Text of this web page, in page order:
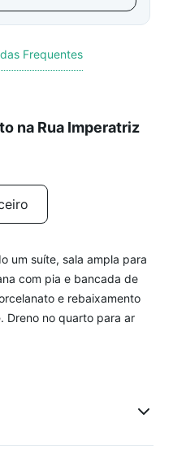
Frequentes
na Rua Imperatriz
um suíte, sala ampla para
com pia e bancada de
e rebaixamento
Dreno no quarto para ar